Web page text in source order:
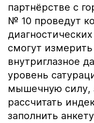
партнёрстве с
№ 10 проведут
смогут
внутриглазное
уровень
мышечную силу,
рассчитать
заполнить